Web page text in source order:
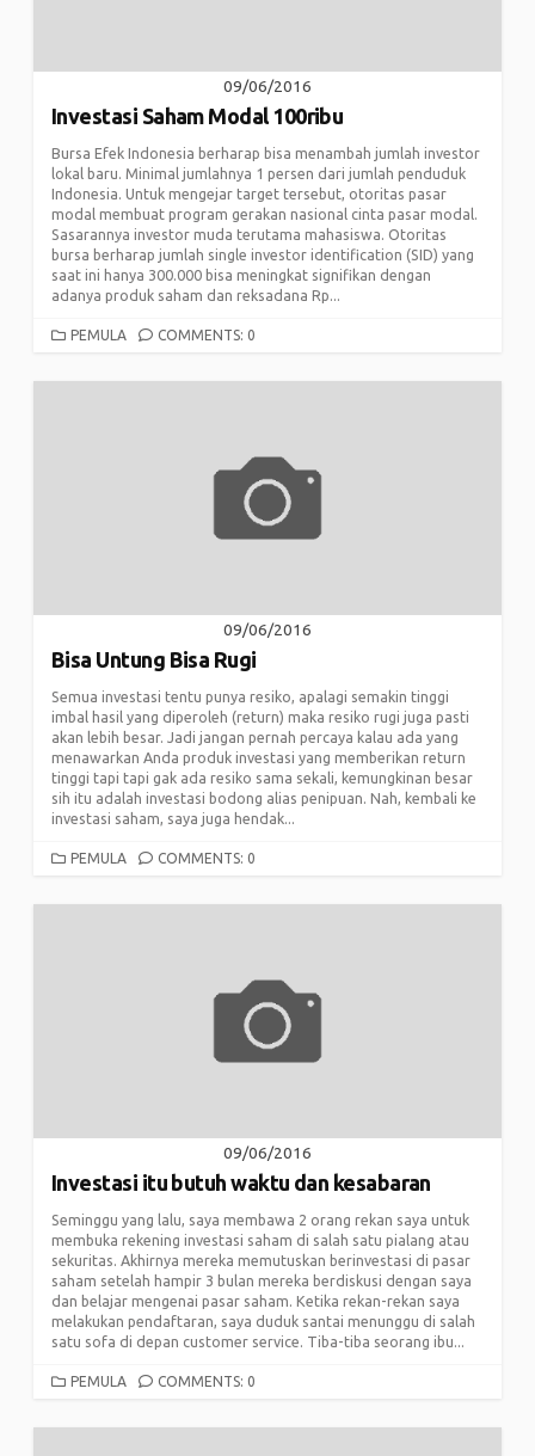
09/06/2016
Investasi Saham Modal 100ribu
Bursa Efek Indonesia berharap bisa menambah jumlah investor
lokal baru. Minimal jumlahnya 1 persen dari jumlah penduduk
Indonesia. Untuk mengejar target tersebut, otoritas pasar
modal membuat program gerakan nasional cinta pasar modal.
Sasarannya investor muda terutama mahasiswa. Otoritas
bursa berharap jumlah single investor identification (SID) yang
saat ini hanya 300.000 bisa meningkat signifikan dengan
adanya produk saham dan reksadana Rp...
CATEGORIES
PEMULA COMMENTS: 0
09/06/2016
Bisa Untung Bisa Rugi
Semua investasi tentu punya resiko, apalagi semakin tinggi
imbal hasil yang diperoleh (return) maka resiko rugi juga pasti
akan lebih besar. Jadi jangan pernah percaya kalau ada yang
menawarkan Anda produk investasi yang memberikan return
tinggi tapi tapi gak ada resiko sama sekali, kemungkinan besar
sih itu adalah investasi bodong alias penipuan. Nah, kembali ke
investasi saham, saya juga hendak...
CATEGORIES
PEMULA COMMENTS: 0
09/06/2016
Investasi itu butuh waktu dan kesabaran
Seminggu yang lalu, saya membawa 2 orang rekan saya untuk
membuka rekening investasi saham di salah satu pialang atau
sekuritas. Akhirnya mereka memutuskan berinvestasi di pasar
saham setelah hampir 3 bulan mereka berdiskusi dengan saya
dan belajar mengenai pasar saham. Ketika rekan-rekan saya
melakukan pendaftaran, saya duduk santai menunggu di salah
satu sofa di depan customer service. Tiba-tiba seorang ibu...
CATEGORIES
PEMULA COMMENTS: 0